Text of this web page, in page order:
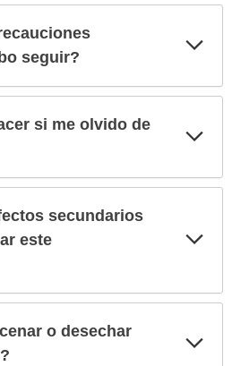
seguir?
si me olvido de
secundarios
este
o desechar